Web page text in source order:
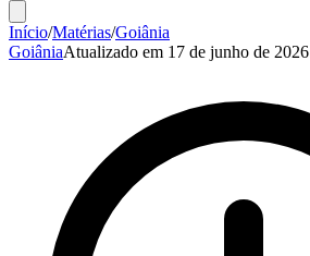
Início/Matérias/Goiânia
GoiâniaAtualizado em 17 de junho de 2026